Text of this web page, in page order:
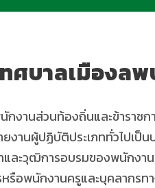
ศบาลเมืองลพ
งานส่วนท้องถิ่นและข้าราชก
านผู้ปฏิบัติประเภททั่วไปเป็นป
ละวุฒิการอบรมของพนักงา
รือพนักงานครูและบุคลากรท